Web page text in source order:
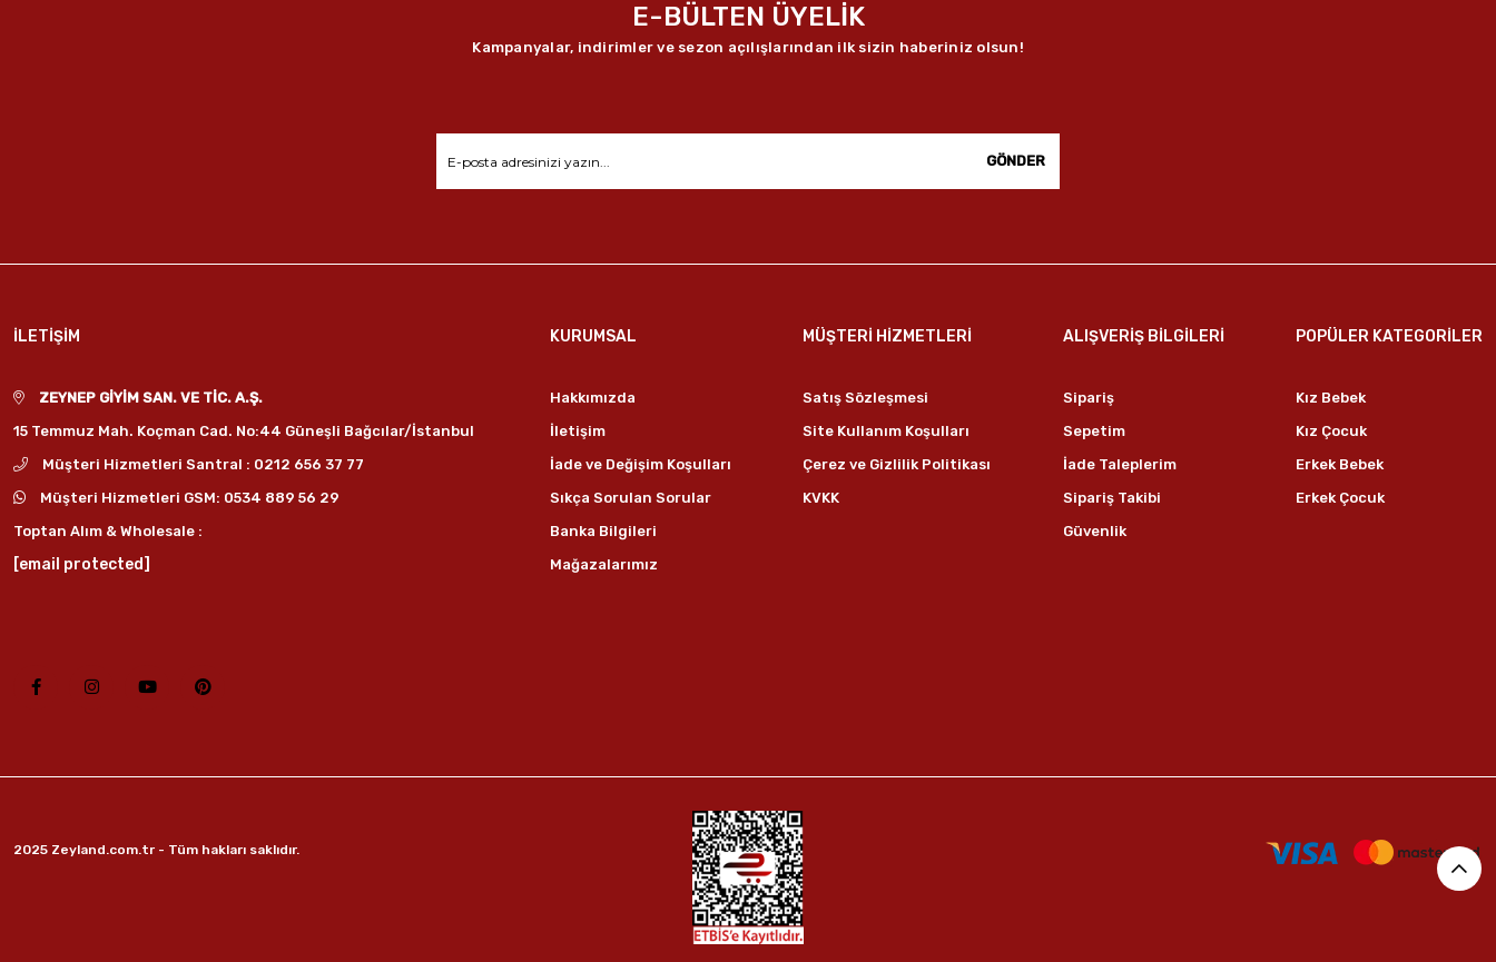
E-BÜLTEN ÜYELİK
Kampanyalar, indirimler ve sezon açılışlarından ilk sizin haberiniz olsun!
GÖNDER
İLETİŞİM
ZEYNEP GİYİM SAN. VE TİC. A.Ş.
15 Temmuz Mah. Koçman Cad. No:44 Güneşli Bağcılar/İstanbul
Müşteri Hizmetleri Santral : 0212 656 37 77
Müşteri Hizmetleri GSM: 0534 889 56 29
Toptan Alım & Wholesale :
[email protected]
KURUMSAL
Hakkımızda
İletişim
İade ve Değişim Koşulları
Sıkça Sorulan Sorular
Banka Bilgileri
Mağazalarımız
MÜŞTERİ HİZMETLERİ
Satış Sözleşmesi
Site Kullanım Koşulları
Çerez ve Gizlilik Politikası
KVKK
ALIŞVERİŞ BİLGİLERİ
Sipariş
Sepetim
İade Taleplerim
Sipariş Takibi
Güvenlik
POPÜLER KATEGORİLER
Kız Bebek
Kız Çocuk
Erkek Bebek
Erkek Çocuk
2025 Zeyland.com.tr - Tüm hakları saklıdır.